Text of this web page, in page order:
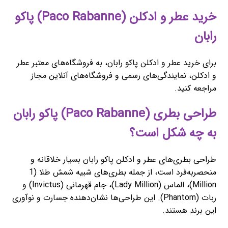
خرید عطر و ادکلن (Paco Rabanne) پاکو
رابان
برای خرید عطر و ادکلن پاکو رابان، به فروشگاه‌های معتبر عطر
و ادکلن، نمایندگی‌های رسمی و فروشگاه‌های آنلاین مجاز
مراجعه کنید.
طراحی بطری (Paco Rabanne) پاکو رابان
به چه شکل است؟
طراحی بطری‌های عطر و ادکلن پاکو رابان بسیار خلاقانه و
منحصربه‌فرد است، از جمله بطری‌های شبیه شمش طلا (1
Million)، الماس (Lady Million)، جام قهرمانی (Invictus) و
ربات (Phantom). این طراحی‌ها نشان‌دهنده جسارت و نوآوری
این برند هستند.